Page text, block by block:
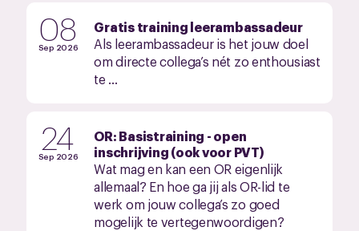
08
Sep 2026
Gratis training leerambassadeur
Als leerambassadeur is het jouw doel
om directe collega’s nét zo enthousiast
te ...
24
Sep 2026
OR: Basistraining - open
inschrijving (ook voor PVT)
Wat mag en kan een OR eigenlijk
allemaal? En hoe ga jij als OR-lid te
werk om jouw collega’s zo goed
mogelijk te vertegenwoordigen?